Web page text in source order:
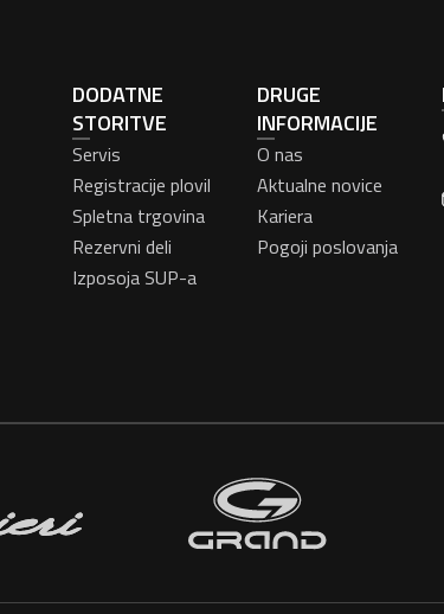
DODATNE
STORITVE
Servis
Registracije plovil
Spletna trgovina
Rezervni deli
Izposoja SUP-a
DRUGE
INFORMACIJE
O nas
Aktualne novice
Kariera
Pogoji poslovanja